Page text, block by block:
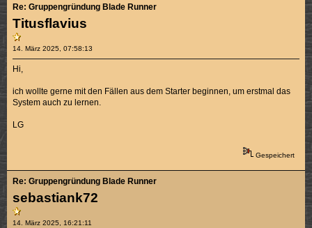
Titusflavius
14. März 2025, 07:58:13
Re: Gruppengründung Blade Runner
Hi,
ich wollte gerne mit den Fällen aus dem Starter beginnen, um erstmal das
System auch zu lernen.
LG
Gespeichert
sebastiank72
14. März 2025, 16:21:11
Re: Gruppengründung Blade Runner